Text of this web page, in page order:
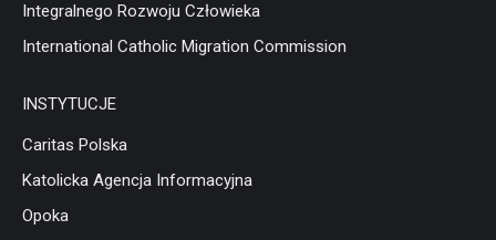
Integralnego Rozwoju Człowieka
International Catholic Migration Commission
INSTYTUCJE
Caritas Polska
Katolicka Agencja Informacyjna
Opoka